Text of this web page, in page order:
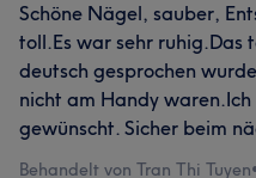
Schöne Nägel, sauber,
toll.Es war sehr ruhig.Das
deutsch gesprochen
nicht am Handy
gewünscht. Sicher beim
Behandelt von Tran Thi Tuyen•